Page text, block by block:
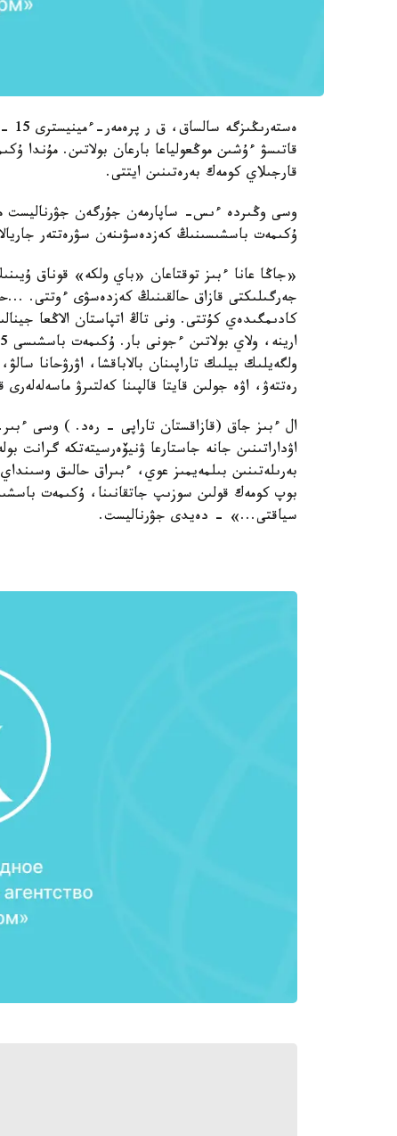
قاتىسۋ ءۇشىن موڭعولياعا بارعان بولاتىن. مۇندا
قارجىلاي كومەك بەرەتىنىن ايتتى.
وسى وڭىردە ءىس- ساپارمەن جۇرگەن جۋرناليست
ۇكىمەت باسشىسىنىڭ كەزدەسۋىنەن سۋرەتتەر
«جاڭا عانا ءبىز توقتاعان «باي ولكە» قوناق
جەرگىلىكتى قازاق حالقىنىڭ كەزدەسۋى ءوتتى.
كادىمگىدەي كۇتتى. ونى تاڭ اتپاستان الاڭعا
ولگەيلىك بيلىك تاراپىنان بالاباقشا، اۋرۋحانا
رەتتەۋ، اۋە جولىن قايتا قالپىنا كەلتىرۋ ماسەلەلەرى
ال ءبىز جاق (قازاقستان تاراپى - رەد. ) وسى
اۋداراتىنىن جانە جاستارعا ۋنيۆەرسيتەتكە گرانت
بەرىلەتىنىن بىلمەيمىز عوي، ءبىراق حالىق
بوپ كومەك قولىن سوزىپ جاتقانىنا، ۇكىمەت
سياقتى...» - دەيدى جۋرناليست.